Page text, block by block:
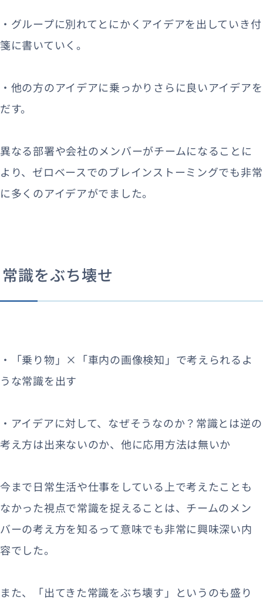
・グループに別れてとにかくアイデアを出していき付
箋に書いていく。
・他の方のアイデアに乗っかりさらに良いアイデアを
だす。
異なる部署や会社のメンバーがチームになることに
より、ゼロベースでのブレインストーミングでも非常
に多くのアイデアがでました。
常識をぶち壊せ
・「乗り物」×「車内の画像検知」で考えられるよ
うな常識を出す
・アイデアに対して、なぜそうなのか？常識とは逆の
考え方は出来ないのか、他に応用方法は無いか
今まで日常生活や仕事をしている上で考えたことも
なかった視点で常識を捉えることは、チームのメン
バーの考え方を知るって意味でも非常に興味深い内
容でした。
また、「出てきた常識をぶち壊す」というのも盛り